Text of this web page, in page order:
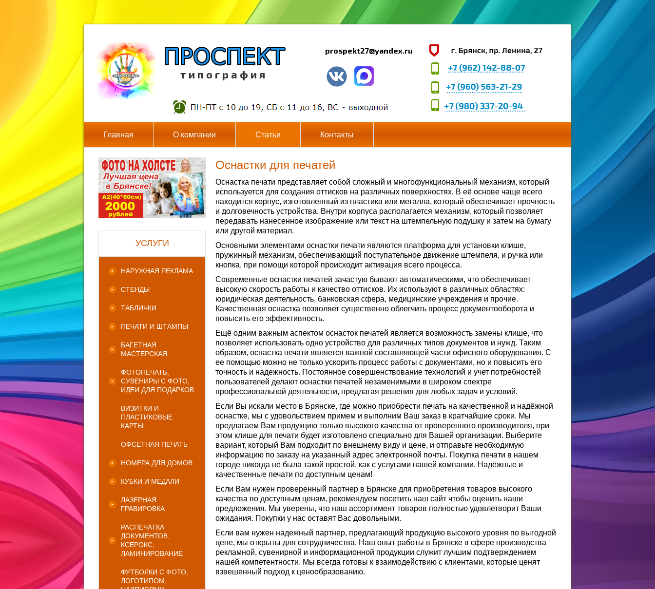
т и п о г р а ф и я
prospekt27@yandex.ru
Главная О компании Статьи Контакты
УСЛУГИ
НАРУЖНАЯ РЕКЛАМА
СТЕНДЫ
ТАБЛИЧКИ
ПЕЧАТИ И ШТАМПЫ
БАГЕТНАЯ
МАСТЕРСКАЯ
ФОТОПЕЧАТЬ,
СУВЕНИРЫ С ФОТО,
ИДЕИ ДЛЯ ПОДАРКОВ
ВИЗИТКИ И
ПЛАСТИКОВЫЕ
КАРТЫ
ОФСЕТНАЯ ПЕЧАТЬ
НОМЕРА ДЛЯ ДОМОВ
КУБКИ И МЕДАЛИ
ЛАЗЕРНАЯ
ГРАВИРОВКА
РАСПЕЧАТКА
ДОКУМЕНТОВ,
КСЕРОКС,
ЛАМИНИРОВАНИЕ
ФУТБОЛКИ С ФОТО,
ЛОГОТИПОМ,
Оснастки для печатей
Оснастка печати представляет собой сложный и многофункциональный механизм, который
используется для создания оттисков на различных поверхностях. В её основе чаще всего
находится корпус, изготовленный из пластика или металла, который обеспечивает прочность
и долговечность устройства. Внутри корпуса располагается механизм, который позволяет
передавать нанесенное изображение или текст на штемпельную подушку и затем на бумагу
или другой материал.
Основными элементами оснастки печати являются платформа для установки клише,
пружинный механизм, обеспечивающий поступательное движение штемпеля, и ручка или
кнопка, при помощи которой происходит активация всего процесса.
Современные оснастки печатей зачастую бывают автоматическими, что обеспечивает
высокую скорость работы и качество оттисков. Их используют в различных областях:
юридическая деятельность, банковская сфера, медицинские учреждения и прочие.
Качественная оснастка позволяет существенно облегчить процесс документооборота и
повысить его эффективность.
Ещё одним важным аспектом оснасток печатей является возможность замены клише, что
позволяет использовать одно устройство для различных типов документов и нужд. Таким
образом, оснастка печати является важной составляющей части офисного оборудования. С
ее помощью можно не только ускорить процесс работы с документами, но и повысить его
точность и надежность. Постоянное совершенствование технологий и учет потребностей
пользователей делают оснастки печатей незаменимыми в широком спектре
профессиональной деятельности, предлагая решения для любых задач и условий.
Если Вы искали место в Брянске, где можно приобрести печать на качественной и надёжной
оснастке, мы с удовольствием примем и выполним Ваш заказ в кратчайшие сроки. Мы
предлагаем Вам продукцию только высокого качества от проверенного производителя, при
этом клише для печати будет изготовлено специально для Вашей организации. Выберите
вариант, который Вам подходит по внешнему виду и цене, и отправьте необходимую
информацию по заказу на указанный адрес электронной почты. Покупка печати в нашем
городе никогда не была такой простой, как с услугами нашей компании. Надёжные и
качественные печати по доступным ценам!
Если Вам нужен проверенный партнер в Брянске для приобретения товаров высокого
качества по доступным ценам, рекомендуем посетить наш сайт чтобы оценить наши
предложения. Мы уверены, что наш ассортимент товаров полностью удовлетворит Ваши
ожидания. Покупки у нас оставят Вас довольными.
Если вам нужен надежный партнер, предлагающий продукцию высокого уровня по выгодной
цене, мы открыты для сотрудничества. Наш опыт работы в Брянске в сфере производства
рекламной, сувенирной и информационной продукции служит лучшим подтверждением
нашей компетентности. Мы всегда готовы к взаимодействию с клиентами, которые ценят
взвешенный подход к ценообразованию.